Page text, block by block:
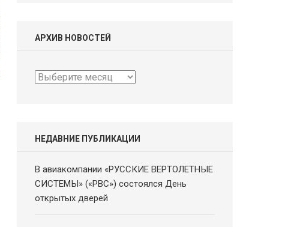
АРХИВ НОВОСТЕЙ
Архив
НЕДАВНИЕ ПУБЛИКАЦИИ
В авиакомпании «РУССКИЕ ВЕРТОЛЕТНЫЕ
СИСТЕМЫ» («РВС») состоялся День
открытых дверей